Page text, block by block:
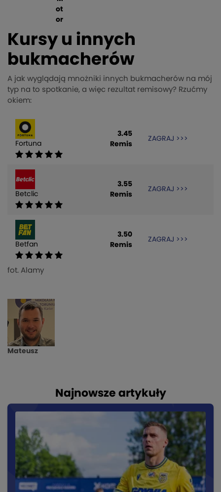
ot
or
Kursy u innych
bukmacherów
A jak wyglądają mnożniki innych bukmacherów na mój
typ na to spotkanie, a więc rezultat remisowy? Rzućmy
okiem:
Fortuna
3.45
Remis
ZAGRAJ >>>
Betclic
3.55
Remis
ZAGRAJ >>>
Betfan
3.50
Remis
ZAGRAJ >>>
fot. Alamy
Mateusz
Najnowsze artykuły